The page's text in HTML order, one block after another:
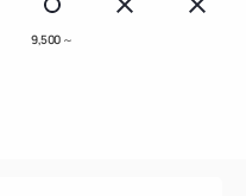
9,500 ～